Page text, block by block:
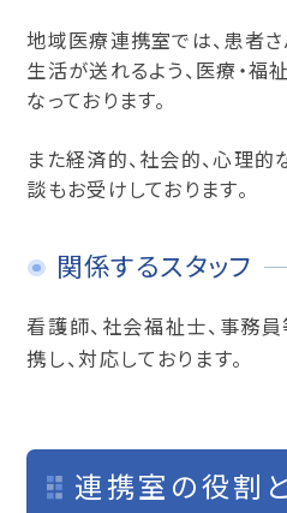
地域医療連携室では、患者
生活が送れるよう、医療・福
なっております。
また経済的、社会的、心理
談もお受けしております。
関係するスタッフ
看護師、社会福祉士、事務
携し、対応しております。
連携室の役割